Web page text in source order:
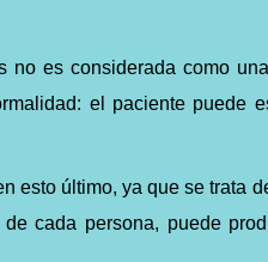
no es considerada como
el paciente puede
esto último, ya que se trata
cada persona, puede